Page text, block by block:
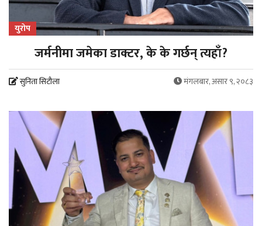
युरोप
जर्मनीमा जमेका डाक्टर, के के गर्छन् त्यहाँ?
सुनिता सिटौला मंगलबार, असार ९, २०८३